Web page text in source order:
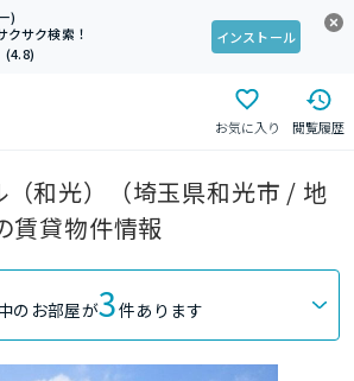
)
クサク検索！
(4.8)
インストール
お気に入り 閲覧履歴
和光）（埼玉県和光市 / 地
賃貸物件情報
のお部屋が3件あります